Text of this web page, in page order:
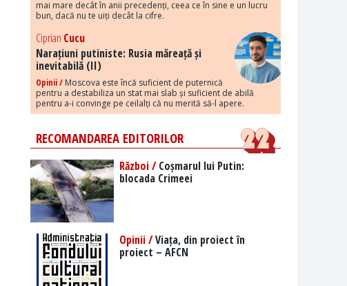
mai mare decât în anii precedenți, ceea ce în sine e un lucru
bun, dacă nu te uiți decât la cifre.
Ciprian Cucu
Narațiuni putiniste: Rusia măreață și
inevitabilă (II)
Opinii / Moscova este încă suficient de puternică
pentru a destabiliza un stat mai slab și suficient de abilă
pentru a-i convinge pe ceilalți că nu merită să-l apere.
RECOMANDAREA EDITORILOR
Război /Coșmarul lui Putin:
blocada Crimeei
Opinii /Viața, din proiect în
proiect – AFCN